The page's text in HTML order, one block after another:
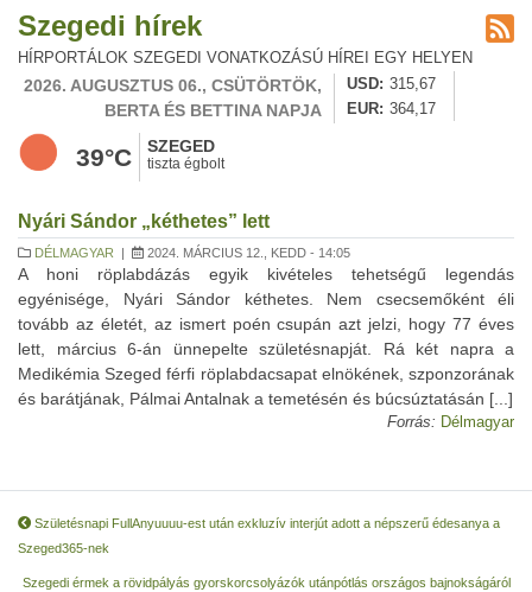
Szegedi hírek
HÍRPORTÁLOK SZEGEDI VONATKOZÁSÚ HÍREI EGY HELYEN
2026. AUGUSZTUS 06., CSÜTÖRTÖK,
BERTA ÉS BETTINA NAPJA
USD
315,67
EUR
364,17
39°C SZEGED
tiszta égbolt
Nyári Sándor „kéthetes” lett
DÉLMAGYAR | 2024. MÁRCIUS 12., KEDD - 14:05
A honi röplabdázás egyik kivételes tehetségű legendás
egyénisége, Nyári Sándor kéthetes. Nem csecsemőként éli
tovább az életét, az ismert poén csupán azt jelzi, hogy 77 éves
lett, március 6-án ünnepelte születésnapját. Rá két napra a
Medikémia Szeged férfi röplabdacsapat elnökének, szponzorának
és barátjának, Pálmai Antalnak a temetésén és búcsúztatásán [...]
Forrás: Délmagyar
Születésnapi FullAnyuuuu-est után exkluzív interjút adott a népszerű édesanya a
Szeged365-nek
Szegedi érmek a rövidpályás gyorskorcsolyázók utánpótlás országos bajnokságáról